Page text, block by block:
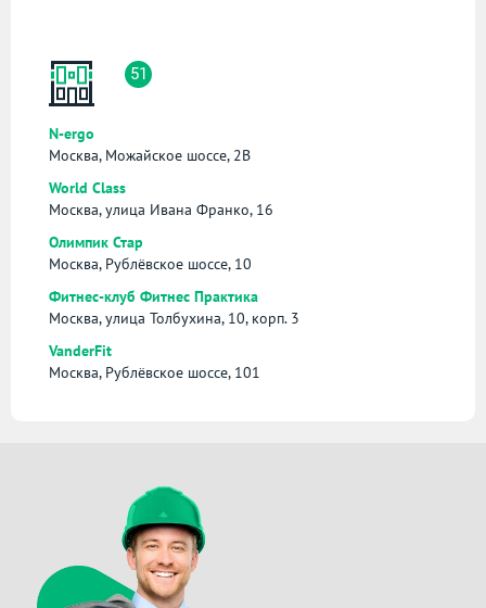
51
N-ergo
Москва, Можайское шоссе, 2В
World Class
Москва, улица Ивана Франко, 16
Олимпик Стар
Москва, Рублёвское шоссе, 10
Фитнес-клуб Фитнес Практика
Москва, улица Толбухина, 10, корп. 3
VanderFit
Москва, Рублёвское шоссе, 101